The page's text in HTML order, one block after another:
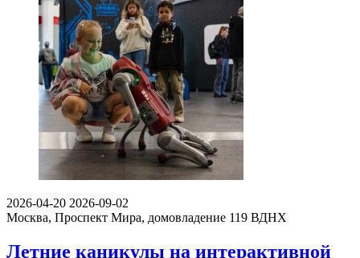
2026-04-20 2026-09-02
Москва, Проспект Мира, домовладение 119 ВДНХ
Летние каникулы на интерактивной